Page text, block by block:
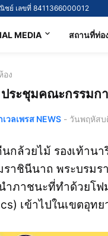
ชย์ เลขที่ 8411366000012
MEDIA สถานที่ท่อ
อง
ประชุมคณะกรรมก
วลเพรส NEWS - วันพฤหัสบ
กล้วยไม้ รองเท้านา
ราชินีนาถ พระบรม
ำภาชนะที่ทำด้วยโฟ
เข้าไปในเขตอุท